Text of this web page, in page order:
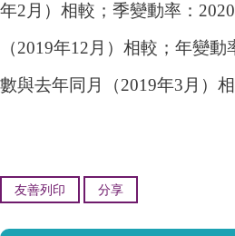
年2月）相較；季變動率：
（2019年12月）相較 ；年變動
數與去年同月（2019年3月）
友善列印 分享